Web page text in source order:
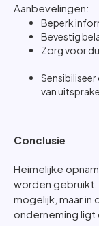
Aanbevelingen:
Beperk
Bevestig
Zorg voor
van
Conclusie
Heimelijke
worden gebruikt.
mogelijk, maar in
onderneming